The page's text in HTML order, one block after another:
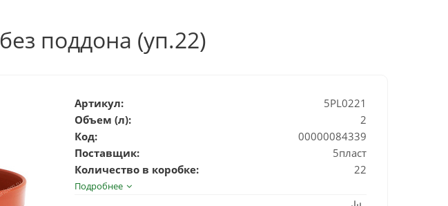
поддона (уп.22)
Артикул:
5PL0221
Объем (л):
2
Код:
00000084339
Поставщик:
5пласт
Количество в коробке:
22
Подробнее